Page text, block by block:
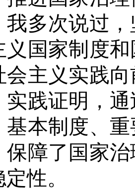
我多次说过
义国家制度
会主义实践
实践证明，
基本制度、
保障了国家
性。